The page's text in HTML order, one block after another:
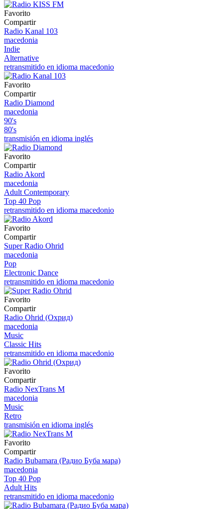
Favorito
Compartir
Radio Kanal 103
macedonia
Indie
Alternative
retransmitido en idioma macedonio
Favorito
Compartir
Radio Diamond
macedonia
90's
80's
transmisión en idioma inglés
Favorito
Compartir
Radio Akord
macedonia
Adult Contemporary
Top 40 Pop
retransmitido en idioma macedonio
Favorito
Compartir
Super Radio Ohrid
macedonia
Pop
Electronic Dance
retransmitido en idioma macedonio
Favorito
Compartir
Radio Ohrid (Охрид)
macedonia
Music
Classic Hits
retransmitido en idioma macedonio
Favorito
Compartir
Radio NexTrans M
macedonia
Music
Retro
transmisión en idioma inglés
Favorito
Compartir
Radio Bubamara (Радио Буба мара)
macedonia
Top 40 Pop
Adult Hits
retransmitido en idioma macedonio